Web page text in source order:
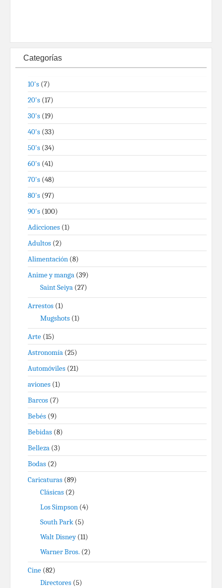
Categorías
10's (7)
20's (17)
30's (19)
40's (33)
50's (34)
60's (41)
70's (48)
80's (97)
90's (100)
Adicciones (1)
Adultos (2)
Alimentación (8)
Anime y manga (39)
Saint Seiya (27)
Arrestos (1)
Mugshots (1)
Arte (15)
Astronomía (25)
Automóviles (21)
aviones (1)
Barcos (7)
Bebés (9)
Bebidas (8)
Belleza (3)
Bodas (2)
Caricaturas (89)
Clásicas (2)
Los Simpson (4)
South Park (5)
Walt Disney(11)
Warner Bros. (2)
Cine (82)
Directores (5)